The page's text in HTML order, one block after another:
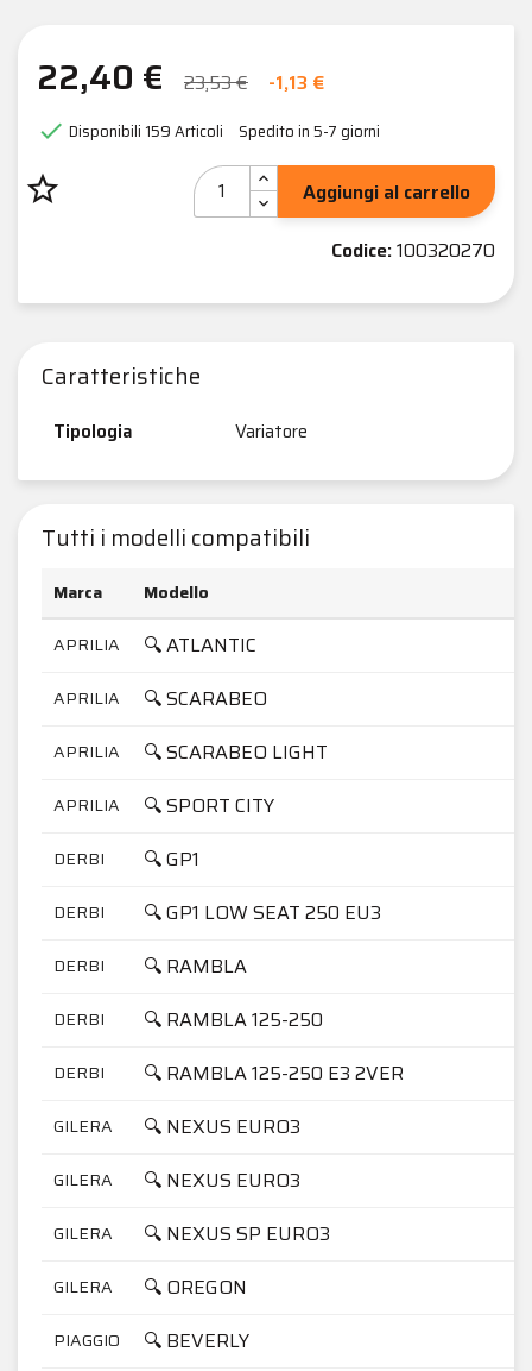
22,40 € 23,53 € -1,13 €
 Disponibili 159 Articoli Spedito in 5-7 giorni
star_border
Aggiungi al carrello
Codice:100320270
Caratteristiche
Tipologia Variatore
Tutti i modelli compatibili
Marca
Modello
APRILIA
🔍 ATLANTIC
APRILIA 🔍 SCARABEO
APRILIA 🔍 SCARABEO LIGHT
APRILIA 🔍 SPORT CITY
DERBI 🔍 GP1
DERBI 🔍 GP1 LOW SEAT 250 EU3
DERBI 🔍 RAMBLA
DERBI 🔍 RAMBLA 125-250
DERBI 🔍 RAMBLA 125-250 E3 2VER
GILERA 🔍 NEXUS EURO3
GILERA 🔍 NEXUS EURO3
GILERA 🔍 NEXUS SP EURO3
GILERA 🔍 OREGON
PIAGGIO 🔍 BEVERLY